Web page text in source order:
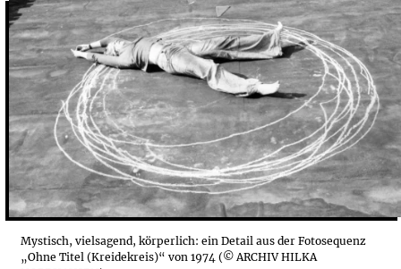
Mystisch, vielsagend, körperlich: ein Detail aus der Fotosequenz
„Ohne Titel (Kreidekreis)“ von 1974 (© ARCHIV HILKA